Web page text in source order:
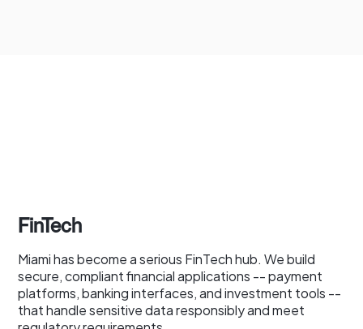
FinTech
Miami has become a serious FinTech hub. We build
secure, compliant financial applications -- payment
platforms, banking interfaces, and investment tools --
that handle sensitive data responsibly and meet